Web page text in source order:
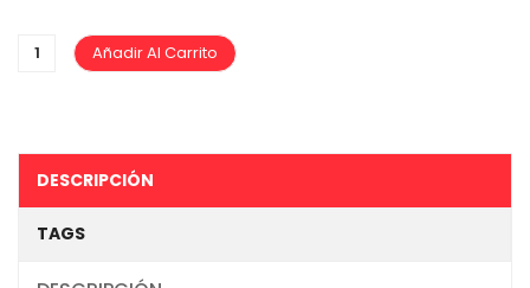
Añadir Al Carrito
DESCRIPCIÓN
TAGS